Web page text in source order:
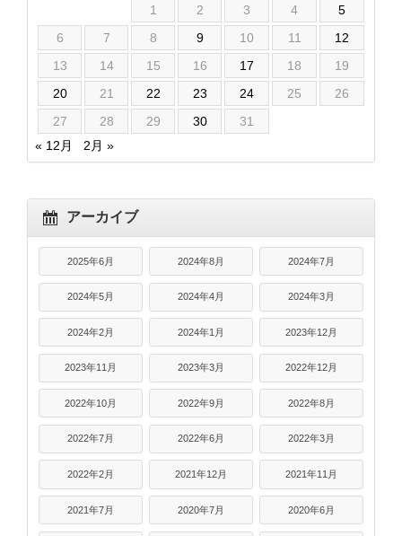
1 2 3 4
5
6
7 8 9 10 11
12
13
14 15 16 17 18
19
20
21 22 23 24 25
26
27
28 29 30
31
« 12月
2月 »
アーカイブ
2025年6月 2024年8月 2024年7月
2024年5月 2024年4月 2024年3月
2024年2月 2024年1月 2023年12月
2023年11月 2023年3月 2022年12月
2022年10月 2022年9月 2022年8月
2022年7月 2022年6月 2022年3月
2022年2月 2021年12月 2021年11月
2021年7月 2020年7月 2020年6月